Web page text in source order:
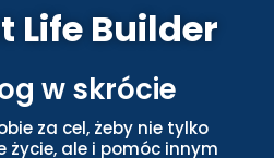
Life Builder
w skrócie
za cel, żeby nie tylko
życie, ale i pomóc innym